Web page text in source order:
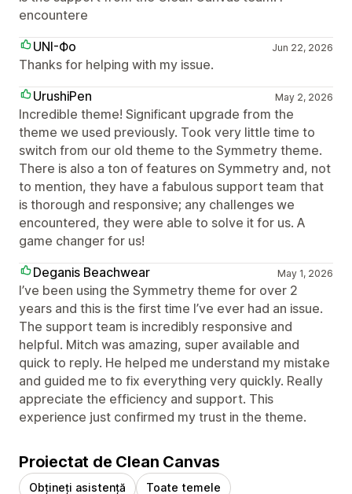
encountere
UNI-Фо
Jun 22, 2026
Thanks for helping with my issue.
UrushiPen
May 2, 2026
Incredible theme! Significant upgrade from the
theme we used previously. Took very little time to
switch from our old theme to the Symmetry theme.
There is also a ton of features on Symmetry and, not
to mention, they have a fabulous support team that
is thorough and responsive; any challenges we
encountered, they were able to solve it for us. A
game changer for us!
Deganis Beachwear
May 1, 2026
I’ve been using the Symmetry theme for over 2
years and this is the first time I’ve ever had an issue.
The support team is incredibly responsive and
helpful. Mitch was amazing, super available and
quick to reply. He helped me understand my mistake
and guided me to fix everything very quickly. Really
appreciate the efficiency and support. This
experience just confirmed my trust in the theme.
Proiectat de Clean Canvas
Obțineți asistență Toate temele